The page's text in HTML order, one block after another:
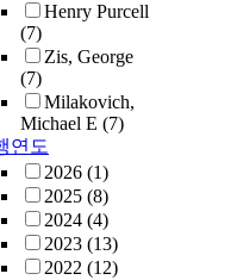
Henry Purcell
(7)
Zis, George
(7)
Milakovich,
Michael E (7)
연도
2026 (1)
2025 (8)
2024 (4)
2023 (13)
2022 (12)